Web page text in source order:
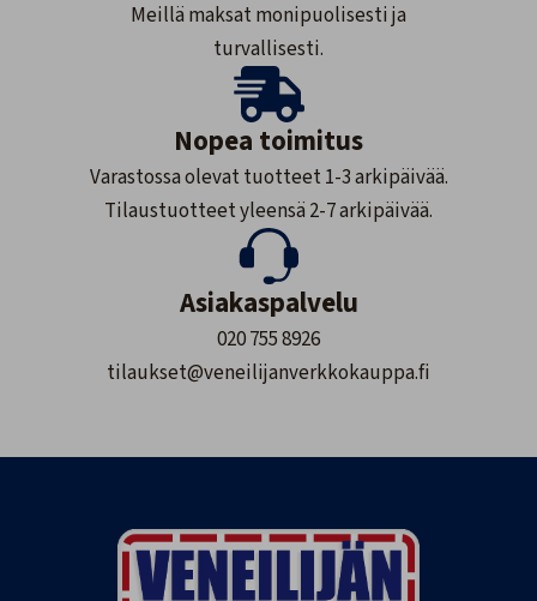
Meillä maksat monipuolisesti ja
turvallisesti.
Nopea toimitus
Varastossa olevat tuotteet 1-3 arkipäivää.
Tilaustuotteet yleensä 2-7 arkipäivää.
Asiakaspalvelu
020 755 8926
tilaukset@veneilijanverkkokauppa.fi